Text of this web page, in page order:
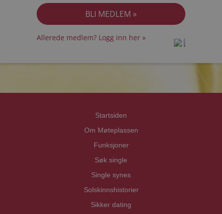
Allerede medlem? Logg inn her »
Startsiden
Om Møteplassen
Funksjoner
Søk single
Single synes
Solskinnshistorier
Sikker dating